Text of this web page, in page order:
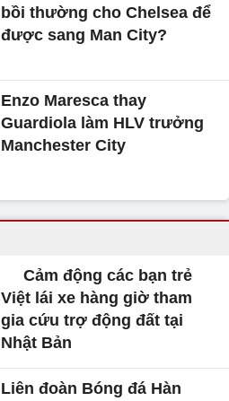
bồi thường cho Chelsea để
được sang Man City?
Enzo Maresca thay
Guardiola làm HLV trưởng
Manchester City
Cảm động các bạn trẻ
Việt lái xe hàng giờ tham
gia cứu trợ động đất tại
Nhật Bản
Liên đoàn Bóng đá Hàn